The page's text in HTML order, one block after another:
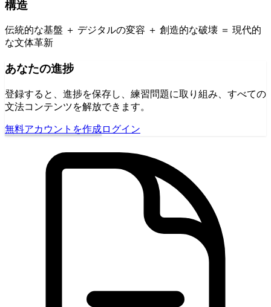
構造
伝統的な基盤 ＋ デジタルの変容 ＋ 創造的な破壊 ＝ 現代的
な文体革新
あなたの進捗
登録すると、進捗を保存し、練習問題に取り組み、すべての
文法コンテンツを解放できます。
無料アカウントを作成ログイン